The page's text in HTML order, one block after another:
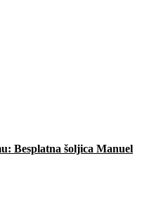
Besplatna šoljica Manuel